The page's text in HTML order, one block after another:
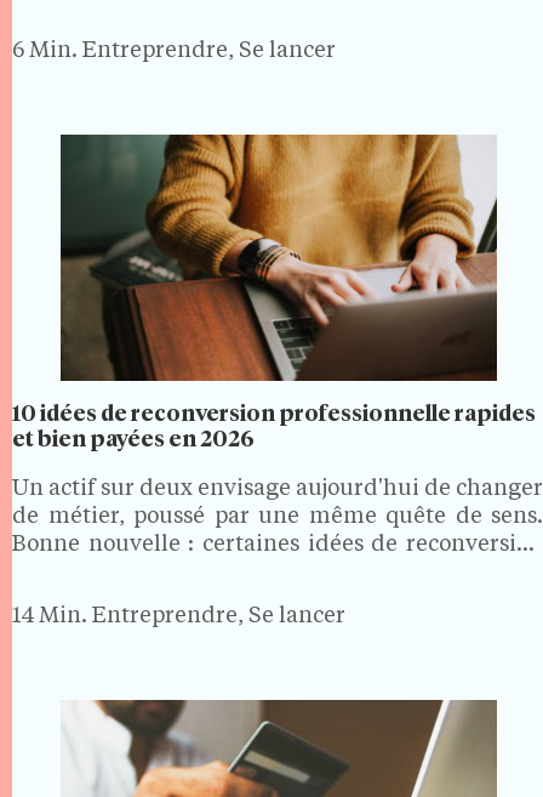
revenus solides et…
6 Min. Entreprendre, Se lancer
10 idées de reconversion professionnelle rapides
et bien payées en 2026
Un actif sur deux envisage aujourd'hui de changer
de métier, poussé par une même quête de sens.
Bonne nouvelle : certaines idées de reconversion
portées par des secteurs qui recrutent et
correctement…
14 Min. Entreprendre, Se lancer